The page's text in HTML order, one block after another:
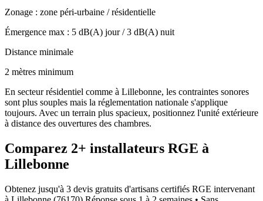
Zonage : zone péri-urbaine / résidentielle
Émergence max : 5 dB(A) jour /3 dB(A) nuit
Distance minimale
2 mètres minimum
En secteur résidentiel comme à Lillebonne, les contraintes sonores
sont plus souples mais la réglementation nationale s'applique
toujours. Avec un terrain plus spacieux, positionnez l'unité extérieure
à distance des ouvertures des chambres.
Comparez 2+ installateurs RGE à
Lillebonne
Obtenez jusqu'à 3 devis gratuits d'artisans certifiés RGE intervenant